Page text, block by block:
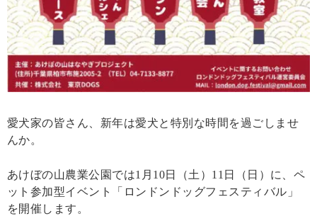
愛犬家の皆さん、新年は愛犬と特別な時間を過ごしませ
んか。
あけぼの山農業公園では1月10日（土）11日（日）に、ペ
ット参加型イベント「ロンドンドッグフェスティバル」
を開催します。